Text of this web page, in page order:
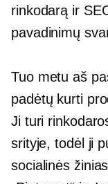
rinkodarą ir
pavadinimų
Tuo metu aš
padėtų kurti
Ji turi
srityje, todėl ji
socialinės